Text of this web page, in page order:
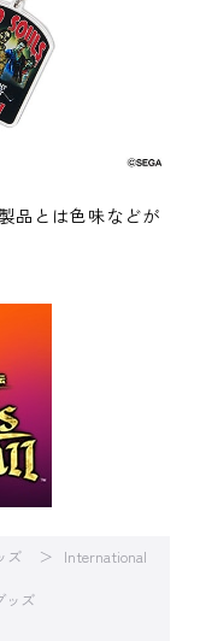
品とは色味などが
ズ
International
ッズ